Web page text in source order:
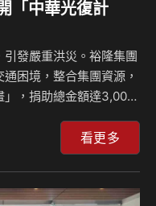
「中華光復計
發嚴重洪災。裕隆集團
困境，整合集團資源，
」，捐助總金額達3,000
，展開「中華光復計
「光復鄉公益社福團體車
及「公益返廠健檢」等
光復鄉居民重建生活、
看更多